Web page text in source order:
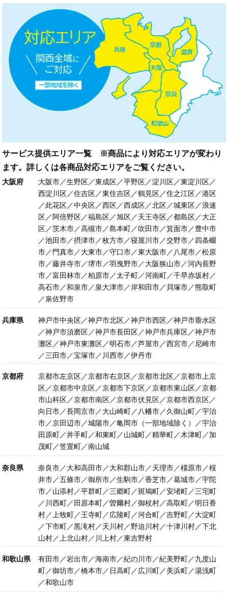
サービス提供エリア一覧 ※商品により対応エリアが変わり
ます。詳しくは各商品対応エリアをご覧ください。
大阪府
大阪市／生野区／東成区／平野区／淀川区／東淀川区／
西淀川区／住吉区／東住吉区／鶴見区／住之江区／港区
／此花区／中央区／西区／西成区／北区／城東区／浪速
区／阿倍野区／福島区／旭区／天王寺区／都島区／大正
区／茨木市／高槻市／島本町／吹田市／箕面市／豊中市
／池田市／摂津市／枚方市／寝屋川市／交野市／四条畷
市／門真市／大東市／守口市／東大阪市／八尾市／松原
市／藤井寺市／堺市／羽曳野市／大阪狭山市／河内長野
市／富田林市／柏原市／太子町／河南町／千早赤坂村／
高石市／和泉市／泉大津市／岸和田市／貝塚市／熊取町
／泉佐野市
兵庫県
神戸市中央区／神戸市北区／神戸市西区／神戸市垂水区
／神戸市須磨区／神戸市長田区／神戸市兵庫区／神戸市
灘区／神戸市東灘区／明石市／芦屋市／西宮市／尼崎市
／三田市／宝塚市／川西市／伊丹市
京都府
京都市左京区／京都市右京区／京都市北区／京都市上京
区／京都市中京区／京都市下京区／京都市東山区／京都
市山科区／京都市南区／京都市伏見区／京都市西京区／
向日市／長岡京市／大山崎町／八幡市／久御山町／宇治
市／京田辺市／城陽市／亀岡市（一部地域除く）／宇治
田原町／井手町／和東町／山城町／精華町／木津町／加
茂町／笠置町／南山城
奈良県
奈良市／大和高田市／大和郡山市／天理市／橿原市／桜
井市／五條市／御所市／生駒市／香芝市／葛城市／宇陀
市／山添村／平群町／三郷町／斑鳩町／安堵町／三宅町
／川西町／田原本町／曽爾村／御杖村／高取町／明日香
村／上牧町／王寺町／広陵町／河合町／吉野町／大淀町
／下市町／黒滝村／天川村／野迫川村／十津川村／下北
山村／上北山村／川上村／東吉野村
和歌山県
有田市／岩出市／海南市／紀の川市／紀美野町／九度山
町／御坊市／橋本市／日高町／広川町／美浜町／湯浅町
／和歌山市